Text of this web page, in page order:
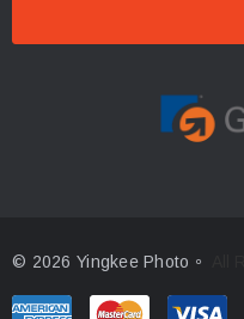
© 2026 Yingkee Photo。